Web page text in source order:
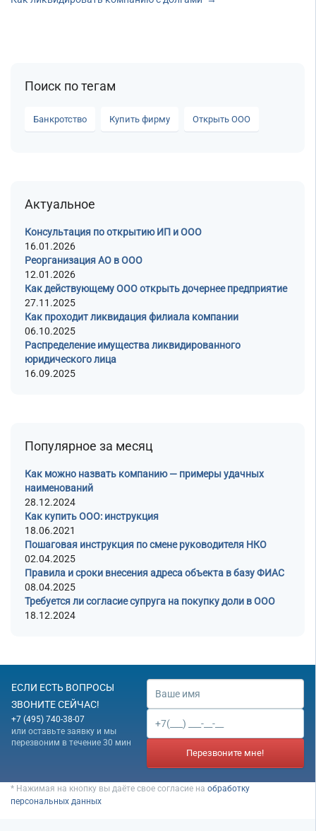
Поиск по тегам
Банкротство Купить фирму Открыть ООО
Актуальное
Консультация по открытию ИП и ООО
16.01.2026
Реорганизация АО в ООО
12.01.2026
Как действующему ООО открыть дочернее предприятие
27.11.2025
Как проходит ликвидация филиала компании
06.10.2025
Распределение имущества ликвидированного
юридического лица
16.09.2025
Популярное за месяц
Как можно назвать компанию — примеры удачных
наименований
28.12.2024
Как купить ООО: инструкция
18.06.2021
Пошаговая инструкция по смене руководителя НКО
02.04.2025
Правила и сроки внесения адреса объекта в базу ФИАС
08.04.2025
Требуется ли согласие супруга на покупку доли в ООО
18.12.2024
ЕСЛИ ЕСТЬ ВОПРОСЫ
ЗВОНИТЕ СЕЙЧАС!
+7 (495) 740-38-07
или оставьте заявку и мы
перезвоним в течение 30 мин
Перезвоните мне!
* Нажимая на кнопку вы даёте свое согласие на обработку
персональных данных